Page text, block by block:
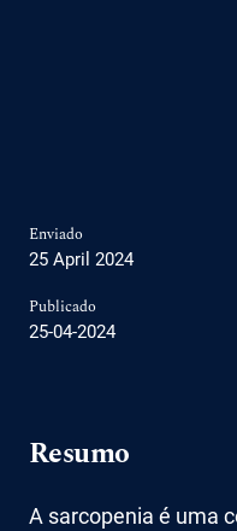
Enviado
25 April 2024
Publicado
25-04-2024
Resumo
A sarcopenia é uma